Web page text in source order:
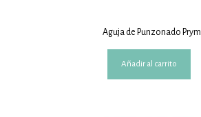
Aguja de Punzonado Prym
Añadir al carrito